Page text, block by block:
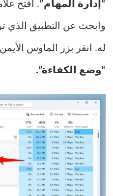
“إدارة المهام”. افتح
وابحث عن التطبيق الذي
له. انقر بزر الماوس
“وضع الكفاءة”.